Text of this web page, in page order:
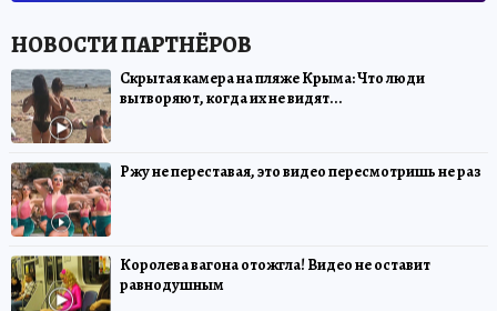
Скрытая камера на пляже Крыма: Что люди
вытворяют, когда их не видят...
Ржу не переставая, это видео пересмотришь не раз
Королева вагона отожгла! Видео не оставит
равнодушным